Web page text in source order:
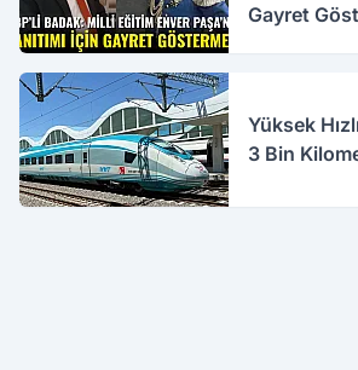
Gayret
Yüksek
3 Bin